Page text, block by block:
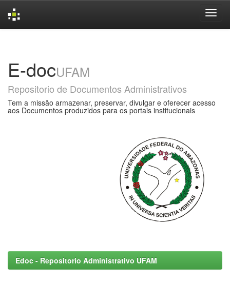
E-docUFAM
Repositorio de Documentos Administrativos
Tem a missão armazenar, preservar, divulgar e oferecer acesso
aos Documentos produzidos para os portais institucionais
Edoc - Repositorio Administrativo UFAM